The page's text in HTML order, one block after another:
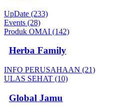
UpDate (233)
Events (28)
Produk OMAI (142)
Herba Family
INFO PERUSAHAAN (21)
ULAS SEHAT (10)
Global Jamu